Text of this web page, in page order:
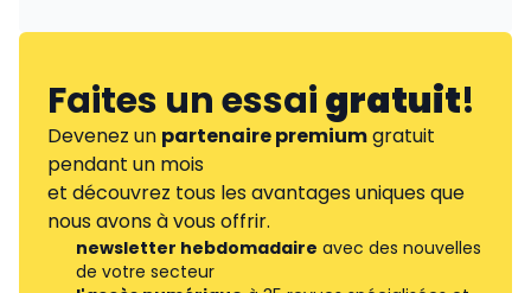
Faites un essaigratuit!
Devenez un partenaire premiumgratuit
pendant un mois
et découvrez tous les avantages uniques que
nous avons à vous offrir.
newsletter hebdomadaire avec des nouvelles
de votre secteur